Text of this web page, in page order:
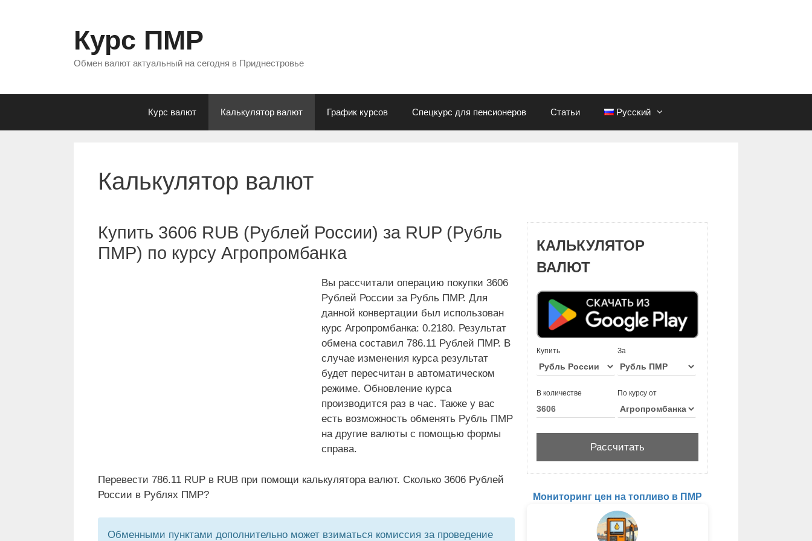
Курс ПМР
Обмен валют актуальный на сегодня в Приднестровье
Курс валют Калькулятор валют График курсов Спецкурс для пенсионеров Статьи Русский
Калькулятор валют
Купить 3606 RUB (Рублей России) за RUP (Рубль
ПМР) по курсу Агропромбанка
Вы рассчитали операцию покупки 3606
Рублей России за Рубль ПМР. Для
данной конвертации был использован
курс Агропромбанка: 0.2180. Результат
обмена составил 786.11 Рублей ПМР. В
случае изменения курса результат
будет пересчитан в автоматическом
режиме. Обновление курса
производится раз в час. Также у вас
есть возможность обменять Рубль ПМР
на другие валюты с помощью формы
справа.
Перевести 786.11 RUP в RUB при помощи калькулятора валют. Сколько 3606 Рублей
России в Рублях ПМР?
Обменными пунктами дополнительно может взиматься комиссия за проведение
КАЛЬКУЛЯТОР
ВАЛЮТ
Купить За
В количестве По курсу от
Мониторинг цен на топливо в ПМР